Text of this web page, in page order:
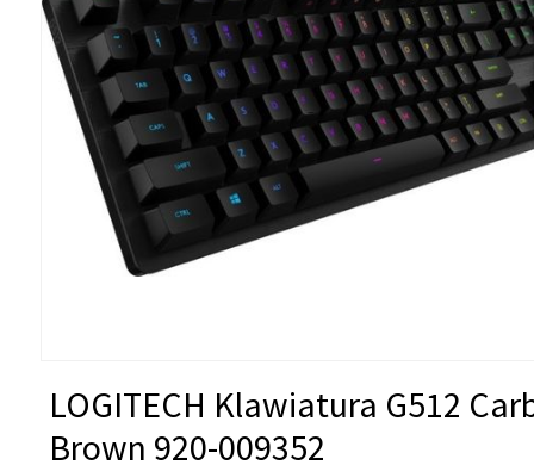
LOGITECH Klawiatura G512
Brown 920-009352